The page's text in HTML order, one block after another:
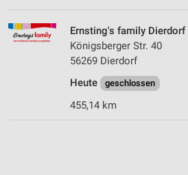
Ernsting's family Dierdorf
Königsberger Str. 40
56269 Dierdorf
Heute
geschlossen
455,14 km